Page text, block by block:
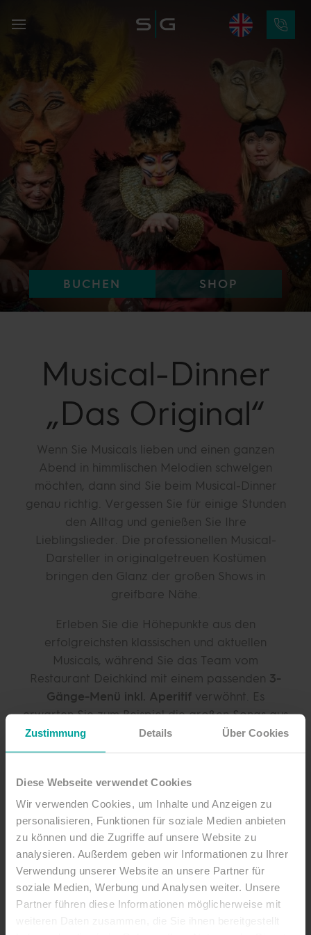
Zustimmung Details Über Cookies
Diese Webseite verwendet Cookies
Wir verwenden Cookies, um Inhalte und Anzeigen zu
personalisieren, Funktionen für soziale Medien anbieten
zu können und die Zugriffe auf unsere Website zu
analysieren. Außerdem geben wir Informationen zu Ihrer
Verwendung unserer Website an unsere Partner für
soziale Medien, Werbung und Analysen weiter. Unsere
Partner führen diese Informationen möglicherweise mit
BUCHEN SHOP
Musical-Dinner
„Das Original“
Wenn Sie Musicals lieben und einen ganzen
Abend in himmlischen Melodien schwelgen
möchten, dann sind Sie beim Musical-Dinner
genau richtig. Vergessen Sie für einige Stunden
den Alltag und genießen Sie Ihre
Lieblingslieder. Die professionellen Musical-
Darsteller in originalgetreuen Kostümen
bringen den Glanz der großen Shows in
greifbare Nähe.
Erleben Sie die Höhepunkte aus den
erfolgreichsten klassischen und aktuellen
Musicals, während Sie das Team vom
Restaurant Deichkind mit einem passenden 3-
Gänge-Menü inkl. Aperitif verwöhnt. Es
erwarten Sie zum Beispiel die großen Songs aus
„Der König der Löwen“, „Das Phantom der
Oper“, „Tanz der Vampire“ oder „Aladdin“.
Tickets erhalten Sie ab sofort
Online-Shop.
Sie möchten über Nacht bleiben? Dann buchen
Sie sich ganz flexibel hier Ihren Hotelaufenthalt
dazu